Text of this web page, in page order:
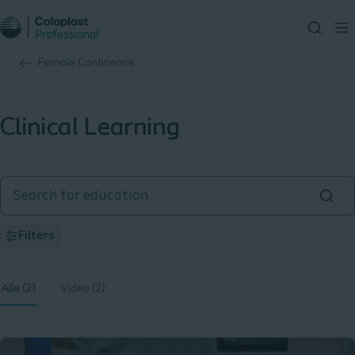
Female Continence
Clinical Learning
Filters
Alle (2) Video (2)